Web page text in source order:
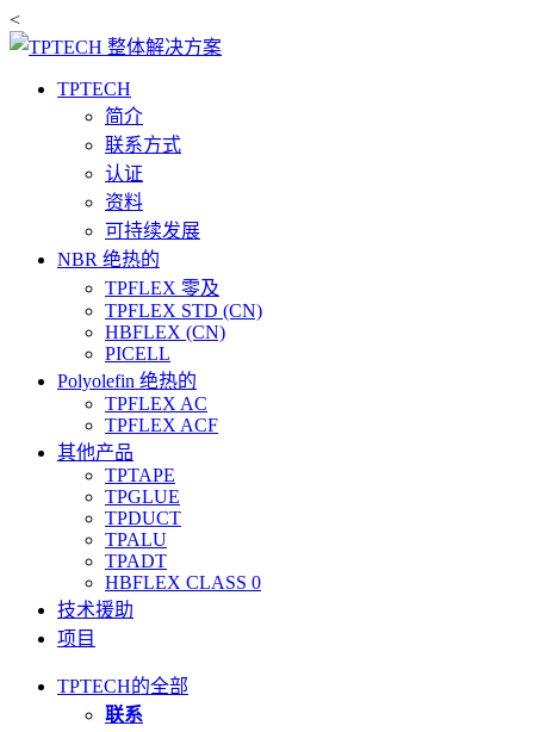
<
TPTECH
简介
联系方式
认证
资料
可持续发展
NBR 绝热的
TPFLEX 零及
TPFLEX STD (CN)
HBFLEX (CN)
PICELL
Polyolefin 绝热的
TPFLEX AC
TPFLEX ACF
其他产品
TPTAPE
TPGLUE
TPDUCT
TPALU
TPADT
HBFLEX CLASS 0
技术援助
项目
TPTECH的全部
联系